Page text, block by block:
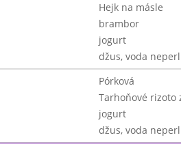
Hejk na másle
brambor
jogurt
džus, voda
Pórková
Tarhoňové rizoto
jogurt
džus, voda